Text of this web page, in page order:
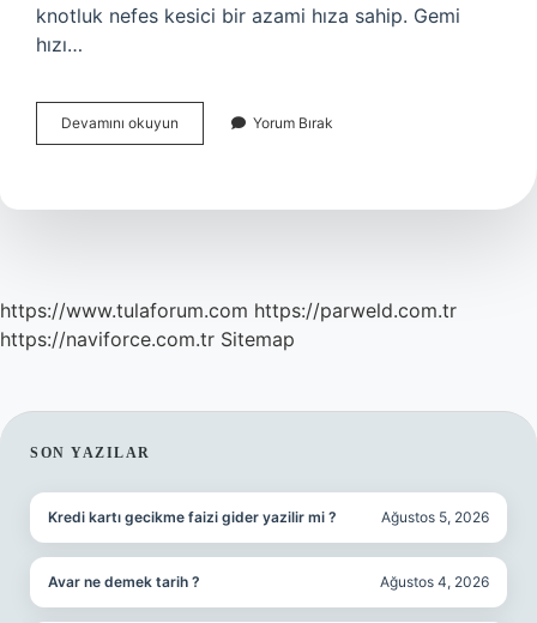
knotluk nefes kesici bir azami hıza sahip. Gemi
hızı…
Devamını okuyun
Gemi
Km
Yorum Bırak
https://www.tulaforum.com https://parweld.com.tr
https://naviforce.com.tr Sitemap
SIDEBAR
SON YAZILAR
Kredi kartı gecikme faizi gider yazilir mi ? Ağustos 5, 2026
Avar ne demek tarih ? Ağustos 4, 2026